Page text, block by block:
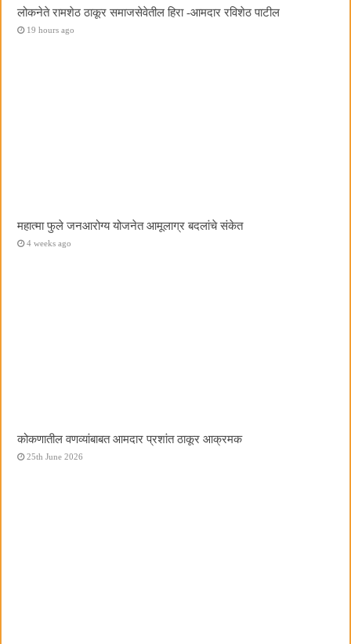
लोकनेते रामशेठ ठाकूर समाजसेवेतील हिरा -आमदार रविशेठ पाटील
19 hours ago
महात्मा फुले जनआरोग्य योजनेत आमूलाग्र बदलांचे संकेत
4 weeks ago
कोकणातील वणव्यांबाबत आमदार प्रशांत ठाकूर आक्रमक
25th June 2026